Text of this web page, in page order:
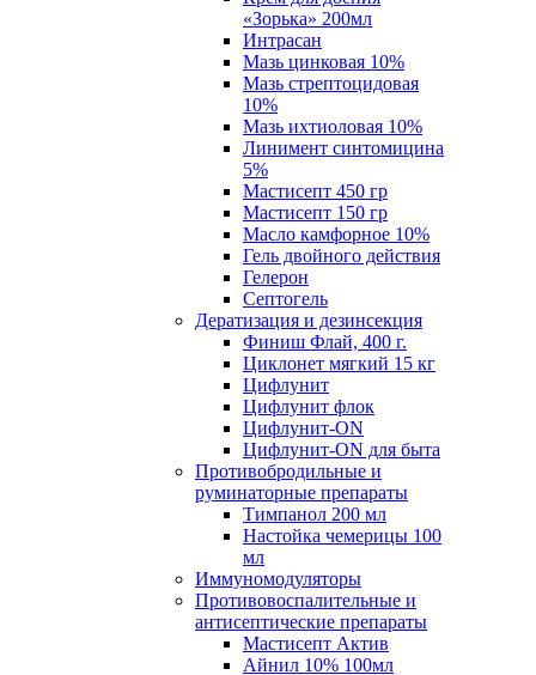
«Зорька» 200мл
Интрасан
Мазь цинковая 10%
Мазь стрептоцидовая
10%
Мазь ихтиоловая 10%
Линимент синтомицина
5%
Мастисепт 450 гр
Мастисепт 150 гр
Масло камфорное 10%
Гель двойного действия
Гелерон
Септогель
Дератизация и дезинсекция
Финиш Флай, 400 г.
Циклонет мягкий 15 кг
Цифлунит
Цифлунит флок
Цифлунит-ON
Цифлунит-ON для быта
Противобродильные и
руминаторные препараты
Тимпанол 200 мл
Настойка чемерицы 100
мл
Иммуномодуляторы
Противовоспалительные и
антисептические препараты
Мастисепт Актив
Айнил 10% 100мл